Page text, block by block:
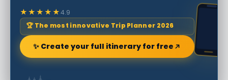
★★★★★4.9
🏆 The most innovative Trip Planner 2026
✨ Create your full itinerary for free